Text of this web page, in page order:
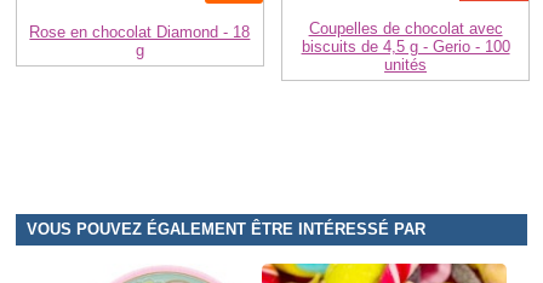
Rose en chocolat Diamond - 18
g
Coupelles de chocolat avec
biscuits de 4,5 g - Gerio - 100
unités
VOUS POUVEZ ÉGALEMENT ÊTRE INTÉRESSÉ PAR